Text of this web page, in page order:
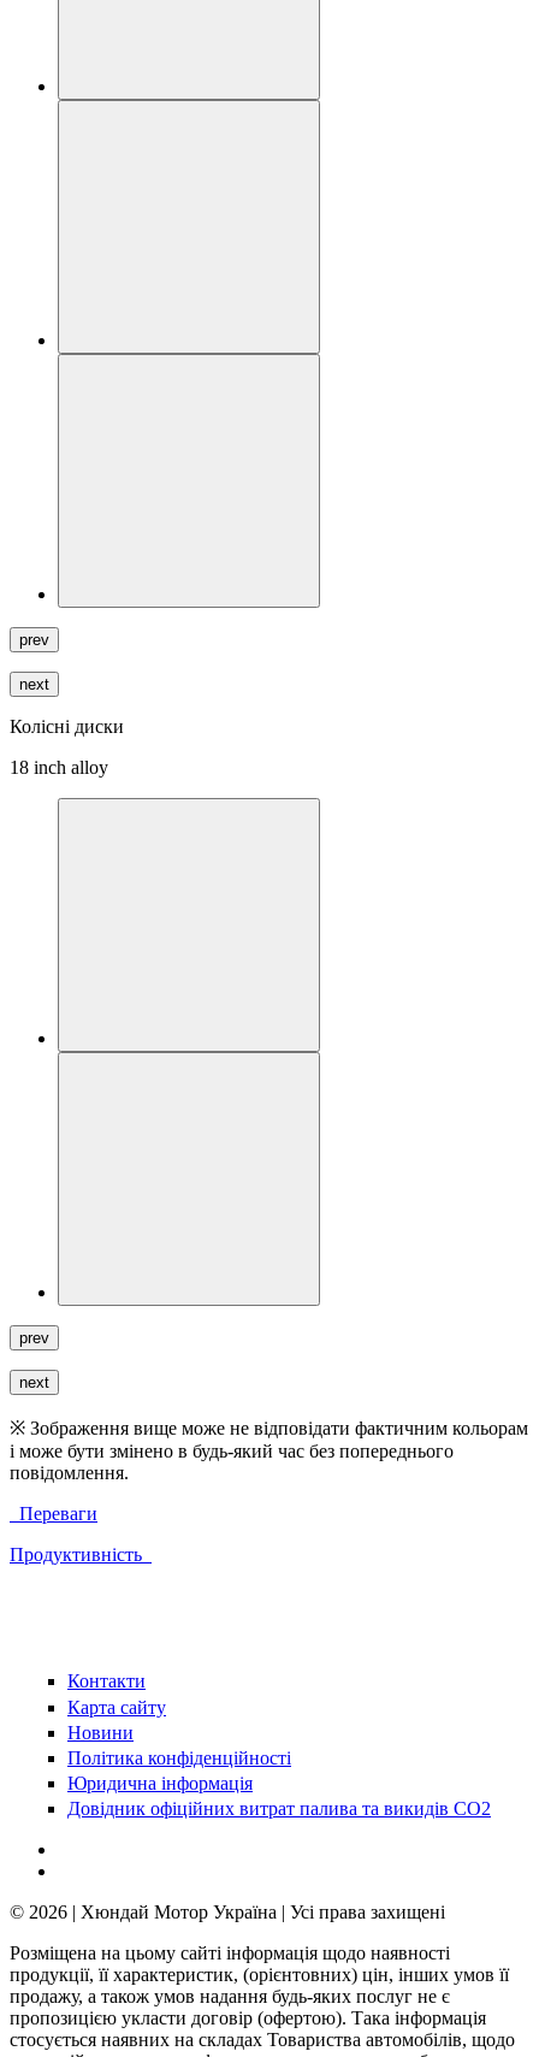
prev
next
Колісні диски
18 inch alloy
prev
next
※ Зображення вище може не відповідати фактичним кольорам
і може бути змінено в будь-який час без попереднього
повідомлення.
Переваги
Продуктивність
Контакти
Карта сайту
Новини
Політика конфіденційності
Юридична інформація
Довідник офіційних витрат палива та викидів СО2
© 2026 | Хюндай Мотор Україна | Усі права захищені
Розміщена на цьому сайті інформація щодо наявності
продукції, її характеристик, (орієнтовних) цін, інших умов її
продажу, а також умов надання будь-яких послуг не є
пропозицією укласти договір (офертою). Така інформація
стосується наявних на складах Товариства автомобілів, щодо